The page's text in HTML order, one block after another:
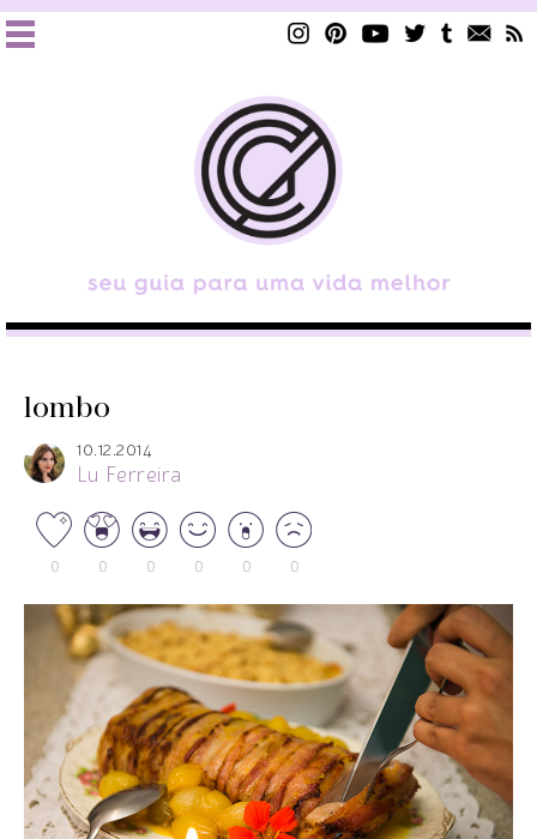
lombo
10.12.2014
Lu Ferreira
0 0 0 0 0 0